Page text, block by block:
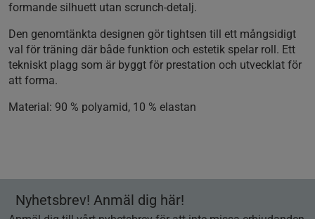
formande silhuett utan scrunch-detalj.
Den genomtänkta designen gör tightsen till ett mångsidigt
val för träning där både funktion och estetik spelar roll. Ett
tekniskt plagg som är byggt för prestation och utvecklat för
att forma.
Material: 90 % polyamid, 10 % elastan
Nyhetsbrev! Anmäl dig här!